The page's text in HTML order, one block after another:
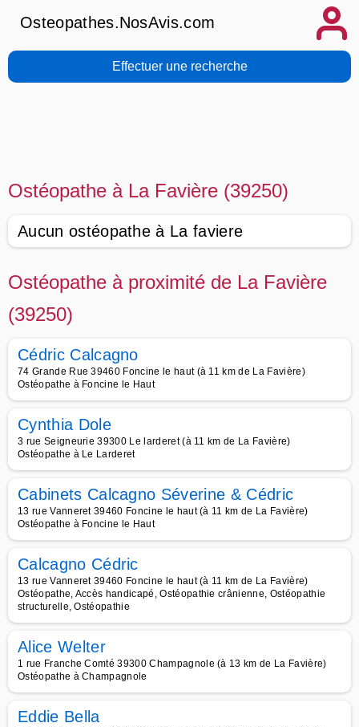
Osteopathes.NosAvis.com
Effectuer une recherche
Ostéopathe à La Favière (39250)
Aucun ostéopathe à La faviere
Ostéopathe à proximité de La Favière
(39250)
Cédric Calcagno
74 Grande Rue 39460 Foncine le haut (à 11 km de La Favière)
Ostéopathe à Foncine le Haut
Cynthia Dole
3 rue Seigneurie 39300 Le larderet (à 11 km de La Favière)
Ostéopathe à Le Larderet
Cabinets Calcagno Séverine & Cédric
13 rue Vanneret 39460 Foncine le haut (à 11 km de La Favière)
Ostéopathe à Foncine le Haut
Calcagno Cédric
13 rue Vanneret 39460 Foncine le haut (à 11 km de La Favière)
Ostéopathe, Accès handicapé, Ostéopathie crânienne, Ostéopathie
structurelle, Ostéopathie
Alice Welter
1 rue Franche Comté 39300 Champagnole (à 13 km de La Favière)
Ostéopathe à Champagnole
Eddie Bella